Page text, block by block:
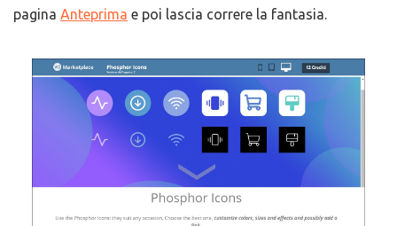
pagina Anteprima e poi lascia correre la fantasia.